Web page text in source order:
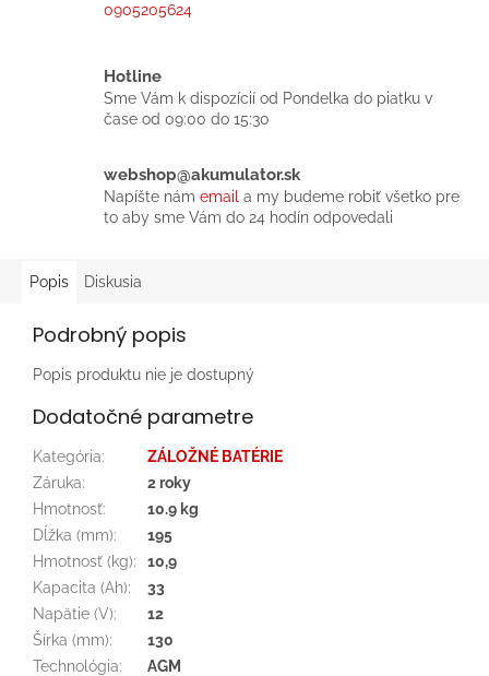
0905205624
Hotline
Sme Vám k dispozícií od Pondelka do piatku v
čase od 09:00 do 15:30
webshop@akumulator.sk
Napíšte nám email a my budeme robiť všetko pre
to aby sme Vám do 24 hodín odpovedali
Popis Diskusia
Podrobný popis
Popis produktu nie je dostupný
Dodatočné parametre
Kategória:
ZÁLOŽNÉ BATÉRIE
Záruka:
2 roky
Hmotnosť:
10.9 kg
Dĺžka (mm):
195
Hmotnosť (kg):
10,9
Kapacita (Ah):
33
Napätie (V):
12
Šírka (mm):
130
Technológia:
AGM